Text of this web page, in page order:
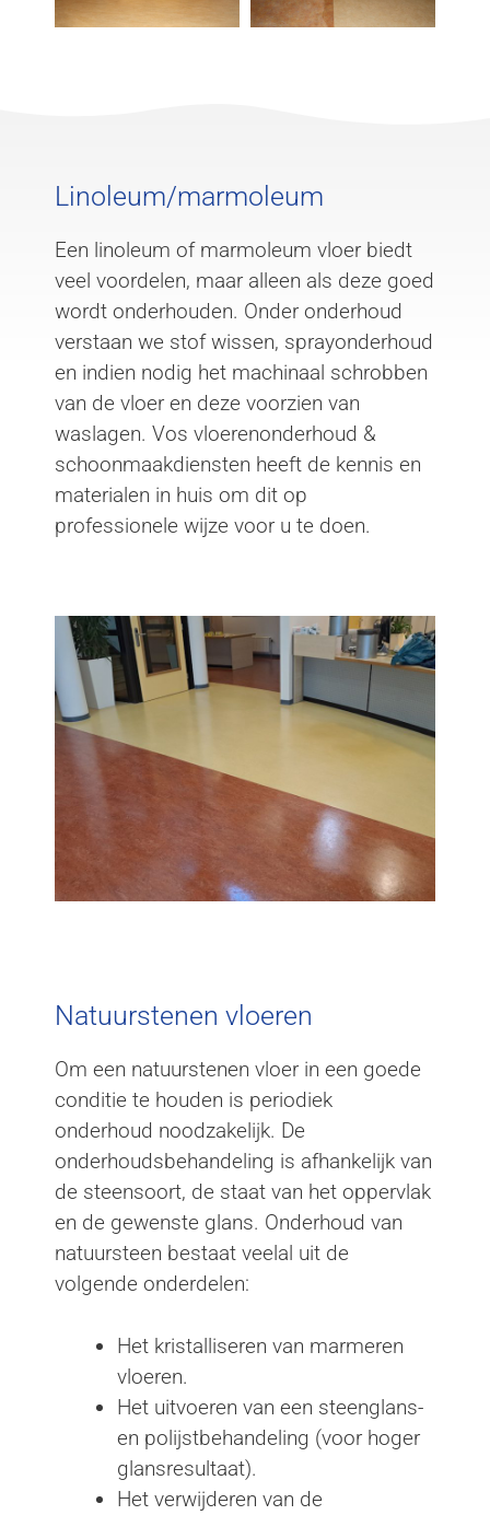
Linoleum/marmoleum
Een linoleum of marmoleum vloer biedt
veel voordelen, maar alleen als deze goed
wordt onderhouden. Onder onderhoud
verstaan we stof wissen, sprayonderhoud
en indien nodig het machinaal schrobben
van de vloer en deze voorzien van
waslagen. Vos vloerenonderhoud &
schoonmaakdiensten heeft de kennis en
materialen in huis om dit op
professionele wijze voor u te doen.
Natuurstenen vloeren
Om een natuurstenen vloer in een goede
conditie te houden is periodiek
onderhoud noodzakelijk. De
onderhoudsbehandeling is afhankelijk van
de steensoort, de staat van het oppervlak
en de gewenste glans. Onderhoud van
natuursteen bestaat veelal uit de
volgende onderdelen:
Het kristalliseren van marmeren
vloeren.
Het uitvoeren van een steenglans-
en polijstbehandeling (voor hoger
glansresultaat).
Het verwijderen van de